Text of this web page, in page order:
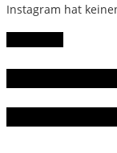
Instagram hat